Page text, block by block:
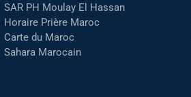
SAR PH Moulay El Hassan
Horaire Prière Maroc
Carte du Maroc
Sahara Marocain